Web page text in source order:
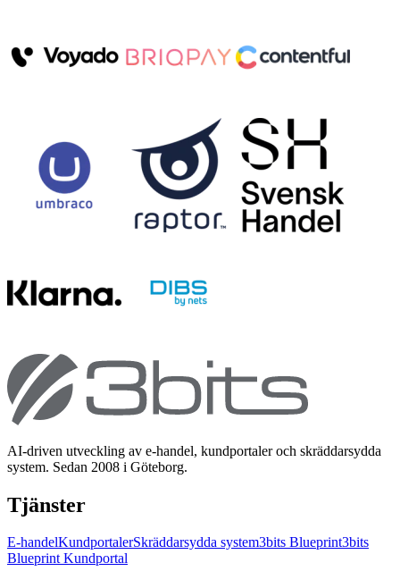
AI-driven utveckling av e-handel, kundportaler och skräddarsydda
system. Sedan 2008 i Göteborg.
Tjänster
E-handelKundportalerSkräddarsydda system3bits Blueprint3bits
Blueprint Kundportal